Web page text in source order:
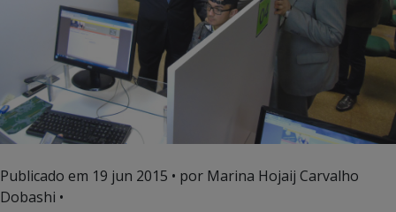
Publicado em 19 jun 2015 • por Marina Hojaij Carvalho
Dobashi •